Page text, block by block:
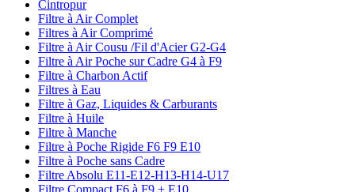
Cintropur
Filtre à Air Complet
Filtres à Air Comprimé
Filtre à Air Cousu /Fil d'Acier G2-G4
Filtre à Air Poche sur Cadre G4 à F9
Filtre à Charbon Actif
Filtres à Eau
Filtre à Gaz, Liquides & Carburants
Filtre à Huile
Filtre à Manche
Filtre à Poche Rigide F6 F9 E10
Filtre à Poche sans Cadre
Filtre Absolu E11-E12-H13-H14-U17
Filtre Compact F6 à F9 + E10